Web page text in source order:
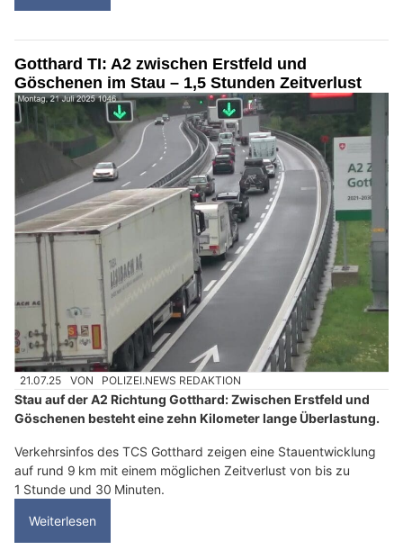
Gotthard TI: A2 zwischen Erstfeld und
Göschenen im Stau – 1,5 Stunden Zeitverlust
21.07.25 VON POLIZEI.NEWS REDAKTION
Stau auf der A2 Richtung Gotthard: Zwischen Erstfeld und
Göschenen besteht eine zehn Kilometer lange Überlastung.
Verkehrsinfos des TCS Gotthard zeigen eine Stauentwicklung
auf rund 9 km mit einem möglichen Zeitverlust von bis zu
1 Stunde und 30 Minuten.
Weiterlesen